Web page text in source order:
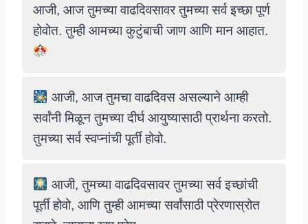
आजी, आज तुमच्या वाढदिवसावर तुमच्या सर्व इच्छा पूर्ण
होवोत. तुम्ही आमच्या कुटुंबाची जाण आणि मान आहात.
आजी, आज तुमचा वाढदिवस असल्याने आम्ही
सर्वांनी मिळून तुमच्या दीर्घ आयुष्यासाठी प्रार्थना करतो.
तुमच्या सर्व स्वप्नांची पूर्ती होवो.
आजी, तुमच्या वाढदिवसावर तुमच्या सर्व इच्छांची
पूर्ती होवो, आणि तुम्ही आमच्या सर्वांसाठी प्रेरणास्रोत